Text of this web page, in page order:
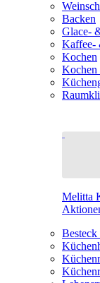
Backen
Glace-
Kaffee-
Kochen
Kochen
Melitta